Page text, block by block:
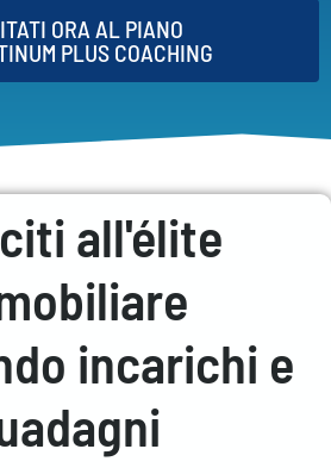
ORA AL PIANO
PLUS COACHING
all'élite
incarichi e